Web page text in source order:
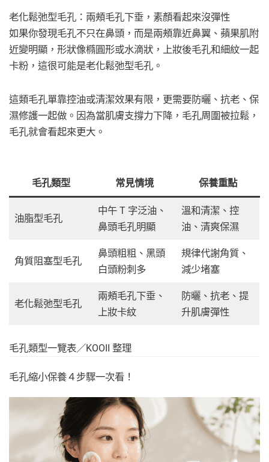
老化鬆弛型毛孔：兩頰毛孔下垂，素顏看起來沒彈性
如果你發現毛孔不只在鼻頭，而是兩頰靠近鼻翼、蘋果肌附
近變明顯，形狀像橢圓形或水滴狀，上妝後毛孔和細紋一起
卡粉，這很可能是老化鬆弛型毛孔。
這類毛孔單靠控油或清潔效果有限，更需要防曬、抗老、保
濕修護一起做。因為當肌膚支撐力下降，毛孔周圍被拉鬆，
毛孔就會看起來更大。
毛孔類型 常見情境 保養重點
油脂型毛孔
中午 T 字泛油、
鼻頭毛孔明顯
溫和清潔、控
油、清爽保濕
角質阻塞型毛孔
鼻頭粗粗、黑頭
白頭粉刺多
規律代謝角質、
減少堵塞
老化鬆弛型毛孔
兩頰毛孔下垂、
上妝卡紋
防曬、抗老、提
升肌膚彈性
毛孔類型一覽表／KOOII 整理
毛孔縮小保養４步驟一次看！